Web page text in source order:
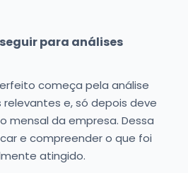
para análises
começa pela análise
e, só depois deve
mensal da empresa. Dessa
e compreender o que foi
atingido.